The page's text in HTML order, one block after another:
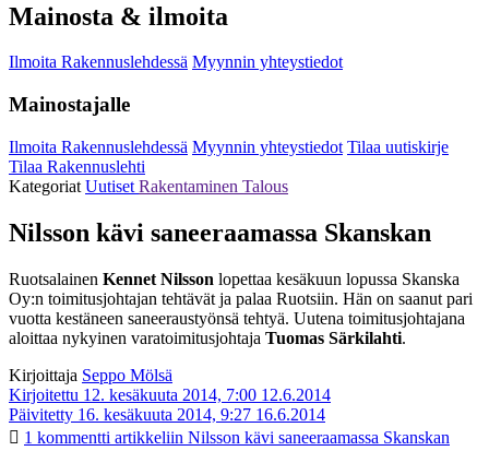
Mainosta & ilmoita
Ilmoita Rakennuslehdessä Myynnin yhteystiedot
Mainostajalle
Ilmoita Rakennuslehdessä Myynnin yhteystiedot Tilaa uutiskirje
Tilaa Rakennuslehti
Kategoriat Uutiset Rakentaminen Talous
Nilsson kävi saneeraamassa Skanskan
Ruotsalainen Kennet Nilsson lopettaa kesäkuun lopussa Skanska
Oy:n toimitusjohtajan tehtävät ja palaa Ruotsiin. Hän on saanut pari
vuotta kestäneen saneeraustyönsä tehtyä. Uutena toimitusjohtajana
aloittaa nykyinen varatoimitusjohtaja Tuomas Särkilahti.
Kirjoittaja Seppo Mölsä
Kirjoitettu 12. kesäkuuta 2014, 7:00 12.6.2014
Päivitetty 16. kesäkuuta 2014, 9:27 16.6.2014
1 kommentti artikkeliin Nilsson kävi saneeraamassa Skanskan